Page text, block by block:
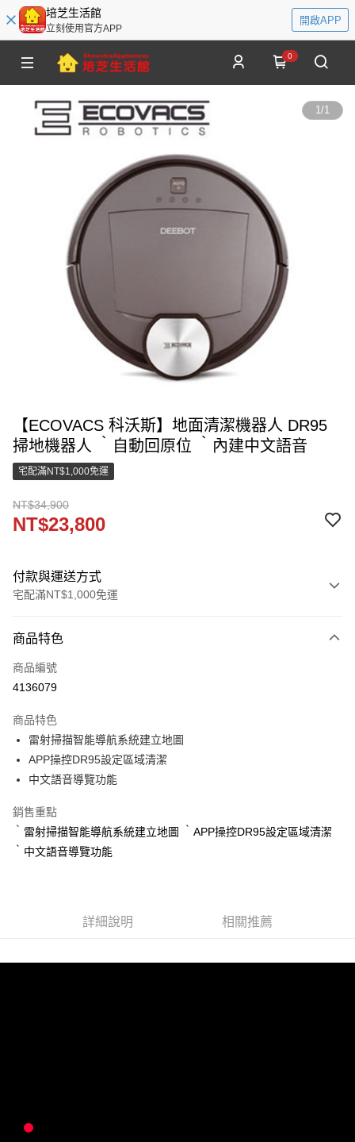
培芝生活館
立刻使用官方APP
開啟APP
0
1/1
【ECOVACS 科沃斯】地面清潔機器人 DR95
掃地機器人 ‵自動回原位 ‵內建中文語音
宅配滿NT$1,000免運
NT$34,900
NT$23,800
付款與運送方式
宅配滿NT$1,000免運
信用卡一次付款
LINE Pay
悠遊付
ATM付款
運送方式
宅配
每筆NT$100，滿NT$1,000(含以上)免運費
商品特色
商品編號
4136079
商品特色
雷射掃描智能導航系統建立地圖
APP操控DR95設定區域清潔
中文語音導覽功能
銷售重點
‵雷射掃描智能導航系統建立地圖 ‵APP操控DR95設定區域清潔
‵中文語音導覽功能
詳細說明 相關推薦